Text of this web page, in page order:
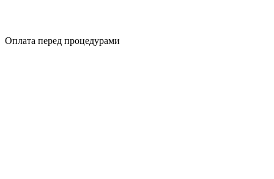
Оплата перед процедурами